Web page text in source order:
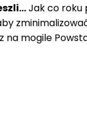
Jak co roku
na mogile